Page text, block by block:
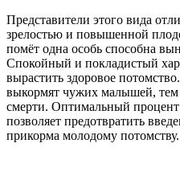
Представители этого вида
зрелостью и повышенной
помёт одна особь способна
Спокойный и покладистый
вырастить здоровое
выкормят чужих малышей, тем
смерти. Оптимальный
позволяет предотвратить
прикорма молодому потомству.